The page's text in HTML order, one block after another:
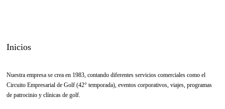
Inicios
Nuestra empresa se crea en 1983, contando diferentes servicios comerciales como el
Circuito Empresarial de Golf (42° temporada), eventos corporativos, viajes, programas
de patrocinio y clínicas de golf.